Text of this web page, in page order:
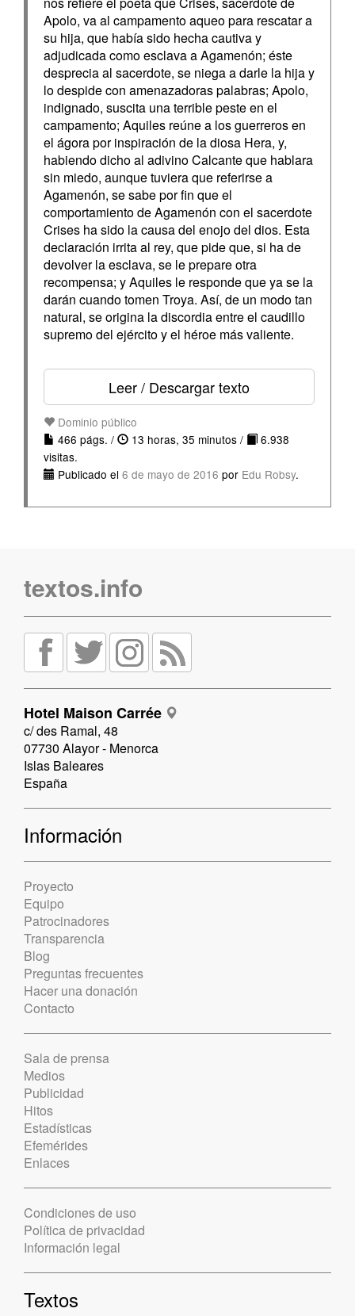
Apolo, va al campamento aqueo para rescatar a
su hija, que había sido hecha cautiva y
adjudicada como esclava a Agamenón; éste
desprecia al sacerdote, se niega a darle la hija y
lo despide con amenazadoras palabras; Apolo,
indignado, suscita una terrible peste en el
campamento; Aquiles reúne a los guerreros en
el ágora por inspiración de la diosa Hera, y,
habiendo dicho al adivino Calcante que hablara
sin miedo, aunque tuviera que referirse a
Agamenón, se sabe por fin que el
comportamiento de Agamenón con el sacerdote
Crises ha sido la causa del enojo del dios. Esta
declaración irrita al rey, que pide que, si ha de
devolver la esclava, se le prepare otra
recompensa; y Aquiles le responde que ya se la
darán cuando tomen Troya. Así, de un modo tan
natural, se origina la discordia entre el caudillo
supremo del ejército y el héroe más valiente.
Leer / Descargar texto
Dominio público
466 págs. /
13 horas, 35 minutos /
6.938
visitas.
Publicado el 6 de mayo de 2016 por Edu Robsy.
textos.info
Hotel Maison Carrée
c/ des Ramal, 48
07730 Alayor - Menorca
Islas Baleares
España
Información
Proyecto
Equipo
Patrocinadores
Transparencia
Blog
Preguntas frecuentes
Hacer una donación
Contacto
Sala de prensa
Medios
Publicidad
Hitos
Estadísticas
Efemérides
Enlaces
Condiciones de uso
Política de privacidad
Información legal
Textos